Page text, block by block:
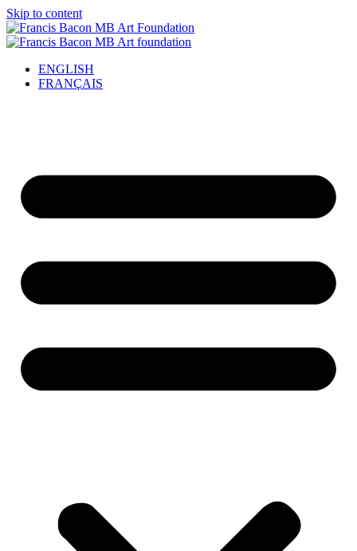
Skip to content
ENGLISH
FRANÇAIS